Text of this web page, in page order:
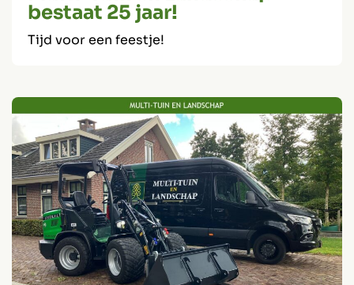
bestaat 25 jaar!
Tijd voor een feestje!